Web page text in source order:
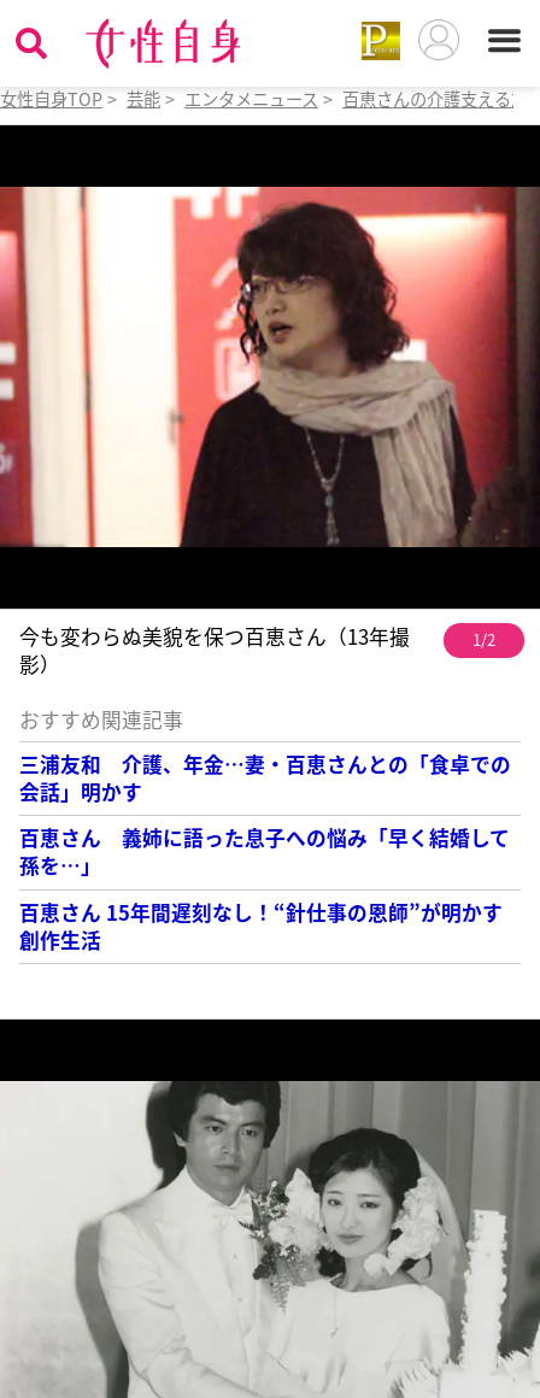
女性自身TOP > 芸能 > エンタメニュース > 百恵さんの介護支える友
今も変わらぬ美貌を保つ百恵さん（13年撮
影）
1/2
おすすめ関連記事
三浦友和 介護、年金…妻・百恵さんとの「食卓での
会話」明かす
百恵さん 義姉に語った息子への悩み「早く結婚して
孫を…」
百恵さん 15年間遅刻なし！“針仕事の恩師”が明かす
創作生活